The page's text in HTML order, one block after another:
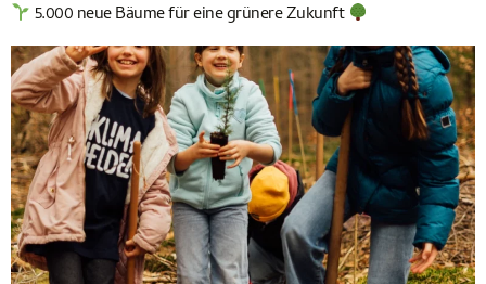
5.000 neue Bäume für eine grünere Zukunft